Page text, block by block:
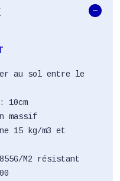
au sol entre le
10cm
massif
15 kg/m3 et
M2 résistant